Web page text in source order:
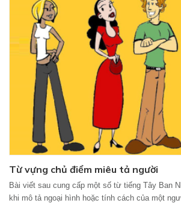
Từ vựng chủ điểm miêu tả người
Bài viết sau cung cấp một số từ tiếng Tây Ban
khi mô tả ngoại hình hoặc tính cách của một